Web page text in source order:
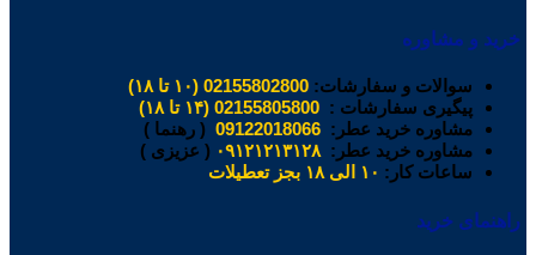
خرید و مشاوره
سوالات و سفارشات: 02155802800 (۱۰ تا ۱۸)
پیگیری سفارشات : 02155805800 (۱۴ تا ۱۸)
مشاوره خرید عطر: 09122018066 ( رهنما )
مشاوره خرید عطر: ۰۹۱۲۱۲۱۳۱۲۸ ( عزیزی )
ساعات کار: ۱۰ الی ۱۸ بجز تعطیلات
راهنمای خرید